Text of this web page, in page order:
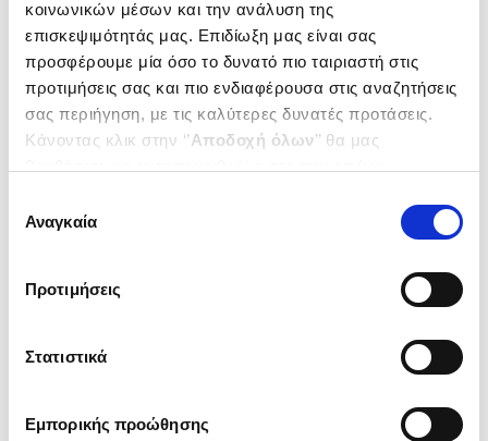
κοινωνικών μέσων και την ανάλυση της
επισκεψιμότητάς μας. Επιδίωξη μας είναι σας
προσφέρουμε μία όσο το δυνατό πιο ταιριαστή στις
προτιμήσεις σας και πιο ενδιαφέρουσα στις αναζητήσεις
σας περιήγηση, με τις καλύτερες δυνατές προτάσεις.
Κάνοντας κλικ στην ‘’Αποδοχή όλων’’ θα μας
ενδιαφέρουν και να επιλέξετε από τα παρακάτω με την
΄΄και να ενημερωθείτε σχετικά με
συγκατάθεσης
Αναγκαία
Προτιμήσεις
Στατιστικά
Εμπορικής προώθησης